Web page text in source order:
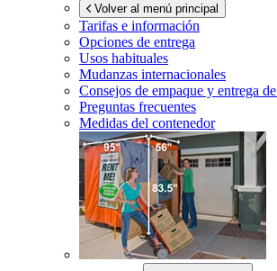
Volver al menú principal
Tarifas e información
Opciones de entrega
Usos habituales
Mudanzas internacionales
Consejos de empaque y entrega de
Preguntas frecuentes
Medidas del contenedor